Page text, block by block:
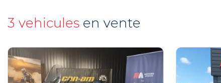
3 vehicules en vente